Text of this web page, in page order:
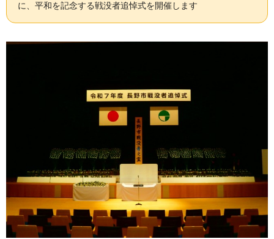
に、平和を記念する戦没者追悼式を開催します